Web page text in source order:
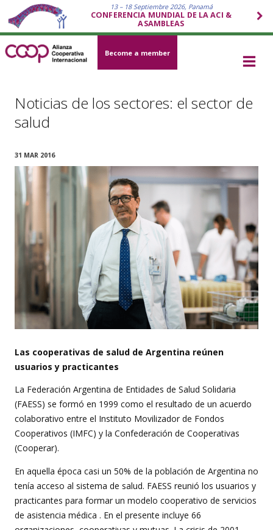
13 – 18 Septiembre 2026, Panamá
CONFERENCIA MUNDIAL DE LA ACI &
ASAMBLEAS
Become a member
Noticias de los sectores: el sector de
salud
31 MAR 2016
Las cooperativas de salud de Argentina reúnen
usuarios y practicantes
La Federación Argentina de Entidades de Salud Solidaria
(FAESS) se formó en 1999 como el resultado de un acuerdo
colaborativo entre el Instituto Movilizador de Fondos
Cooperativos (IMFC) y la Confederación de Cooperativas
(Cooperar).
En aquella época casi un 50% de la población de Argentina no
tenía acceso al sistema de salud. FAESS reunió los usuarios y
practicantes para formar un modelo cooperativo de servicios
de asistencia médica . En el presente incluye 66